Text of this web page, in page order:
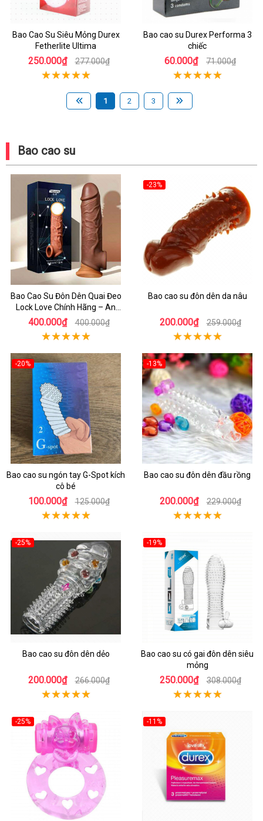
Bao Cao Su Siêu Mỏng Durex
Fetherlite Ultima
250.000₫ 277.000₫
Bao cao su Durex Performa 3
chiếc
60.000₫ 71.000₫
1 2 3
Bao cao su
Bao Cao Su Đôn Dên Quai Đeo
Lock Love Chính Hãng – An
Toàn, Đáng Tin Cậy
400.000₫ 400.000₫
-23%
Bao cao su đôn dên da nâu
200.000₫ 259.000₫
-20%
Bao cao su ngón tay G-Spot kích
cô bé
100.000₫ 125.000₫
-13%
Bao cao su đôn dên đầu rồng
200.000₫ 229.000₫
-25%
Bao cao su đôn dên dẻo
200.000₫ 266.000₫
-19%
Bao cao su có gai đôn dên siêu
mỏng
250.000₫ 308.000₫
-25% -11%